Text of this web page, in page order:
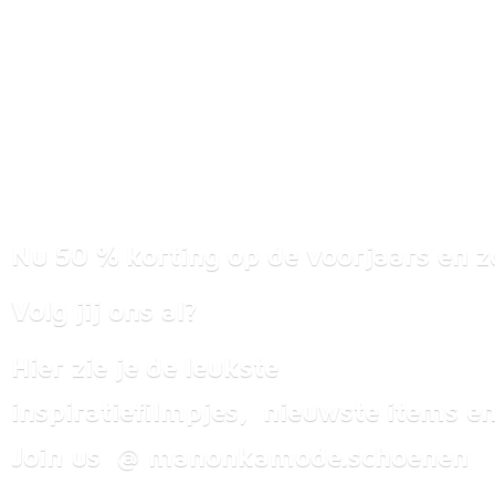
Nu 50 % korting op de voorjaars en
Volg jij ons al?
Hier zie je de leukste
inspiratiefilmpjes, nieuwste items
Join us @ manonkamode.schoenen